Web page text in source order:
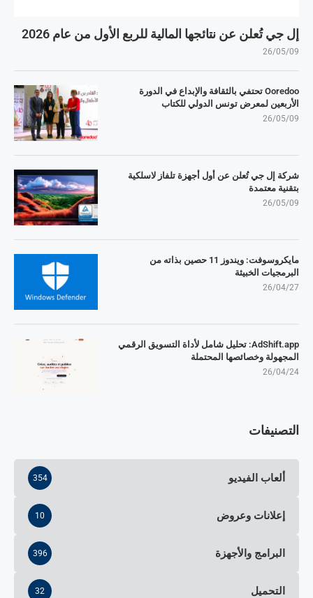
إل جي تُعلن عن نتائجها المالية للربع الأول من عام 2026
26/05/09
Ooredoo تحتفي بالثقافة والإبداع في الدورة
الأربعين لمعرض تونس الدولي للكتاب
26/05/09
شركة إل جي تُعلن عن أول أجهزة تلفاز لاسلكية
بتقنية معتمدة
26/05/09
مايكروسوفت: ويندوز 11 حصين بذاته من
البرمجيات الخبيثة
26/04/27
AdShift.app: تحليل شامل لأداة التسويق الرقمي
المجهولة وخصائصها المحتملة
26/04/24
التصنيفات
ألعاب الفيديو 354
إعلانات وعروض 10
البرامج والأجهزة 396
التحميل 32